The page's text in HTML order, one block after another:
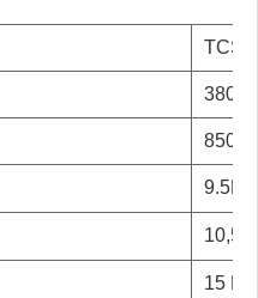
9.5KG
10,5
15 KG